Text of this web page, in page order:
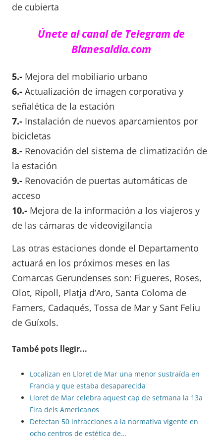
de cubierta
Únete al canal de Telegram de
Blanesaldia.com
5.- Mejora del mobiliario urbano
6.- Actualización de imagen corporativa y
señalética de la estación
7.- Instalación de nuevos aparcamientos por
bicicletas
8.- Renovación del sistema de climatización de
la estación
9.- Renovación de puertas automáticas de
acceso
10.- Mejora de la información a los viajeros y
de las cámaras de videovigilancia
Las otras estaciones donde el Departamento
actuará en los próximos meses en las
Comarcas Gerundenses son: Figueres, Roses,
Olot, Ripoll, Platja d’Aro, Santa Coloma de
Farners, Cadaqués, Tossa de Mar y Sant Feliu
de Guíxols.
També pots llegir...
Localizan en Lloret de Mar una menor sustraída en
Francia y que estaba desaparecida
Lloret de Mar celebra aquest cap de setmana la 13a
Fira dels Americanos
Detectan 50 infracciones a la normativa vigente en
ocho centros de estética de…